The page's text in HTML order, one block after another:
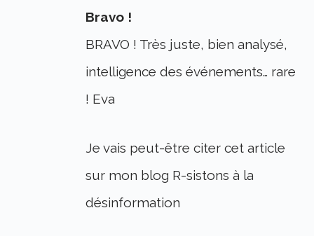
Bravo !
BRAVO ! Très juste, bien analysé,
intelligence des événements… rare
! Eva
Je vais peut-être citer cet article
sur mon blog R-sistons à la
désinformation